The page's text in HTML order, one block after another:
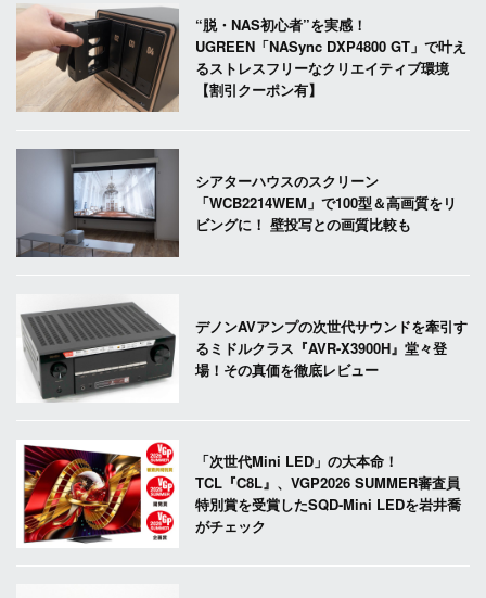
“脱・NAS初心者”を実感！
UGREEN「NASync DXP4800 GT」で叶え
るストレスフリーなクリエイティブ環境
【割引クーポン有】
シアターハウスのスクリーン
「WCB2214WEM」で100型＆高画質をリ
ビングに！ 壁投写との画質比較も
デノンAVアンプの次世代サウンドを牽引す
るミドルクラス『AVR-X3900H』堂々登
場！その真価を徹底レビュー
「次世代Mini LED」の大本命！
TCL『C8L』、VGP2026 SUMMER審査員
特別賞を受賞したSQD-Mini LEDを岩井喬
がチェック